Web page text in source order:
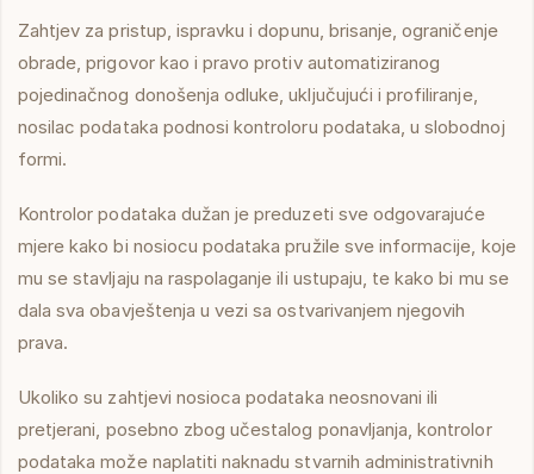
Zahtjev za pristup, ispravku i dopunu, brisanje, ograničenje
obrade, prigovor kao i pravo protiv automatiziranog
pojedinačnog donošenja odluke, uključujući i profiliranje,
nosilac podataka podnosi kontroloru podataka, u slobodnoj
formi.
Kontrolor podataka dužan je preduzeti sve odgovarajuće
mjere kako bi nosiocu podataka pružile sve informacije, koje
mu se stavljaju na raspolaganje ili ustupaju, te kako bi mu se
dala sva obavještenja u vezi sa ostvarivanjem njegovih
prava.
Ukoliko su zahtjevi nosioca podataka neosnovani ili
pretjerani, posebno zbog učestalog ponavljanja, kontrolor
podataka može naplatiti naknadu stvarnih administrativnih